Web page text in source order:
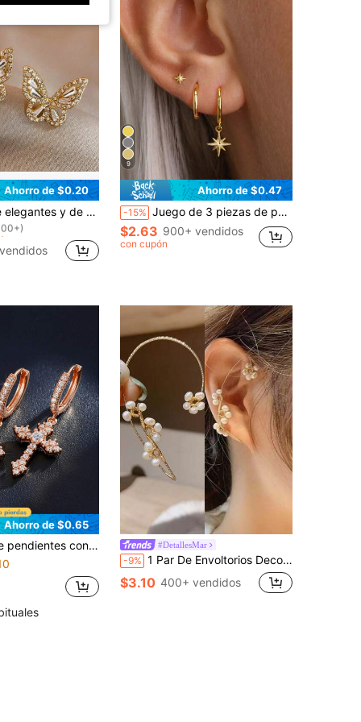
Ahorro de $0.20
pendientes de mariposa con circonita
9
Ahorro de $0.47
-15% Juego de 3 piezas de pendientes delicados, bañados en oro de 14K con estrella, elegante arete de clip y pendiente de botón de baja alergia
$2.63 900+ vendidos
con cupón
Ahorro de $0.65
de moda, adecuados para bodas, compromisos, fiestas de aniversario y regalos del Día de San Valentín para mujeres
#DetallesMar
-9% 1 Par De Envoltorios Decorativos De Perlas Sintéticas De Moda Para Mujeres Como Regalo De Cumpleaños
$3.10 400+ vendidos